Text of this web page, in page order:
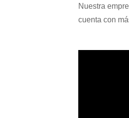
Nuestra
cuenta con